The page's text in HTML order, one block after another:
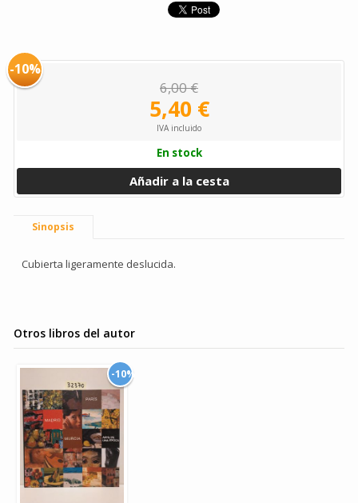
-10%
6,00 €
5,40 €
IVA incluido
En stock
Añadir a la cesta
Sinopsis
Cubierta ligeramente deslucida.
Otros libros del autor
-10%